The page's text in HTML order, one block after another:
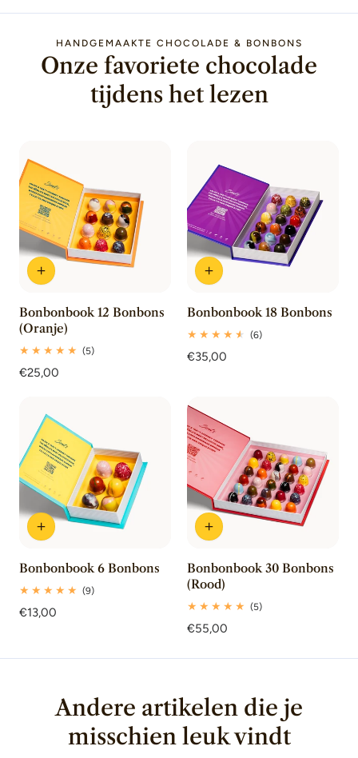
HANDGEMAAKTE CHOCOLADE & BONBONS
Onze favoriete chocolade
tijdens het lezen
Bonbonbook 12 Bonbons
(Oranje)
(5)5
Normale
€25,00
Bonbonbook 18 Bonbons
(6)6
Normale
€35,00
Bonbonbook 6 Bonbons
(9)9
Normale
€13,00
Bonbonbook 30 Bonbons
(Rood)
(5)5
Normale
€55,00
Andere artikelen die je
misschien leuk vindt